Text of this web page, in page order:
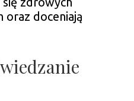
oraz doceniają